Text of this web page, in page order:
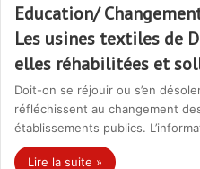
Education/
Les usines textiles de
elles réhabilitées et
Doit-on se réjouir ou s’en
réfléchissent au changement
établissements publics.
Lire la suite »